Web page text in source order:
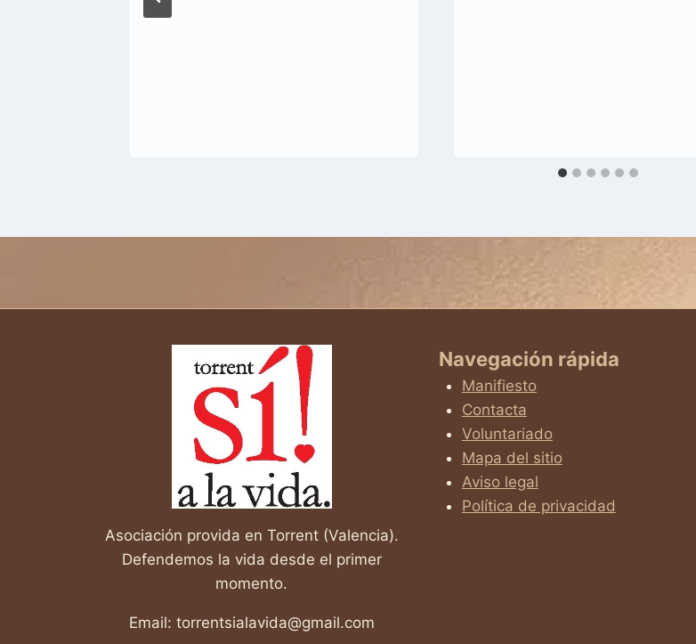
Asociación provida en Torrent (Valencia).
Defendemos la vida desde el primer
momento.
Email: torrentsialavida@gmail.com
Navegación rápida
Manifiesto
Contacta
Voluntariado
Mapa del sitio
Aviso legal
Política de privacidad